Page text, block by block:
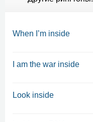
When I’m inside
I am the war inside
Look inside